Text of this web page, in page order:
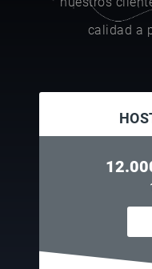
calidad a